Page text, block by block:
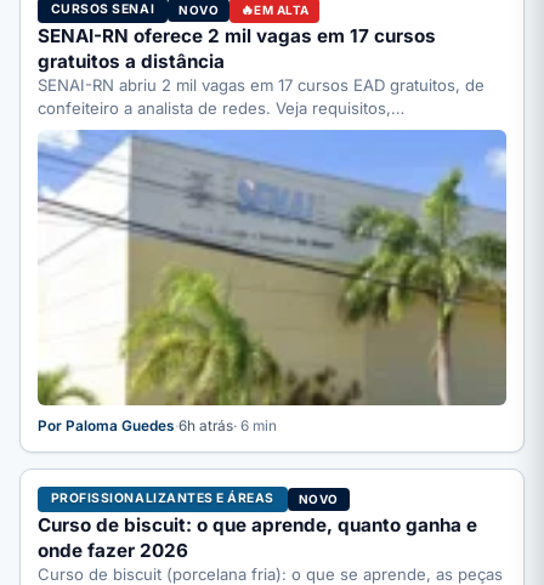
CURSOS SENAI NOVO EM ALTA
SENAI-RN oferece 2 mil vagas em 17 cursos
gratuitos a distância
SENAI-RN abriu 2 mil vagas em 17 cursos EAD gratuitos, de
confeiteiro a analista de redes. Veja requisitos,…
Por Paloma Guedes·6h atrás· 6 min
PROFISSIONALIZANTES E ÁREAS NOVO
Curso de biscuit: o que aprende, quanto ganha e
onde fazer 2026
Curso de biscuit (porcelana fria): o que se aprende, as peças